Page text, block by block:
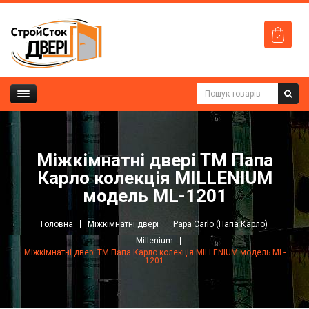
Міжкімнатні двері ТМ Папа
Карло колекція MILLENIUM
модель ML-1201
Головна Міжкімнатні двері
Papa Carlo (Папа Карло)
Millenium
Міжкімнатні двері ТМ Папа Карло колекція MILLENIUM модель ML-
1201